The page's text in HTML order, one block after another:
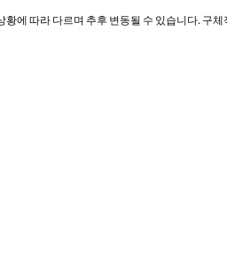
에 따라 다르며 추후 변동될 수 있습니다. 구